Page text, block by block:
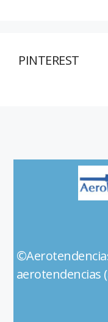
PINTEREST
aerotendencias